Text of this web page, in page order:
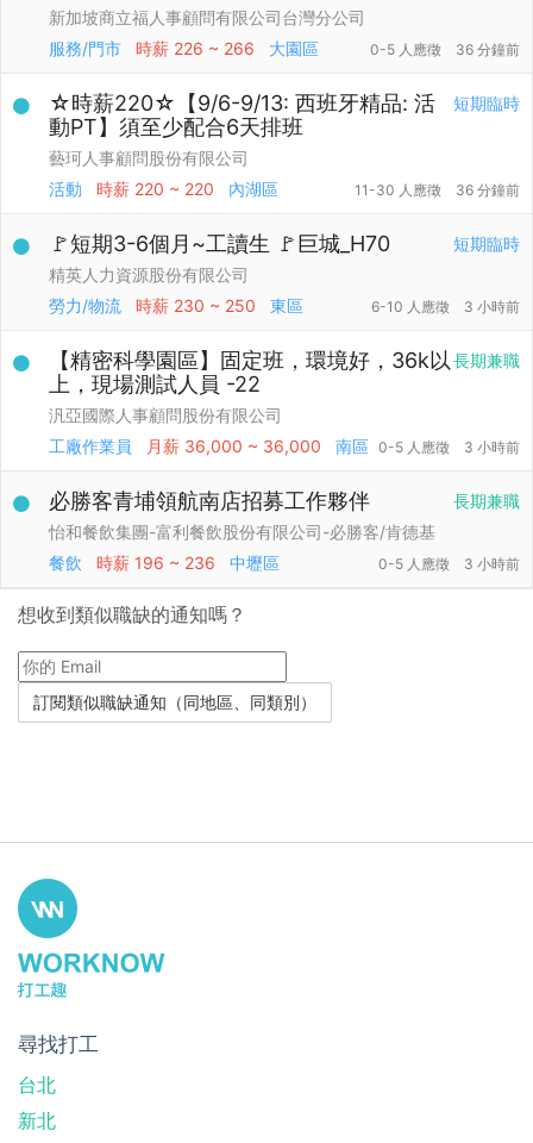
新加坡商立福人事顧問有限公司台灣分公司
服務/門市
時薪 226 ~ 266 大園區 0-5 人應徵 36 分鐘前
短期臨時
☆時薪220☆【9/6-9/13: 西班牙精品: 活
動PT】須至少配合6天排班
藝珂人事顧問股份有限公司
活動
時薪 220 ~ 220 內湖區 11-30 人應徵 36 分鐘前
短期臨時
🚩短期3-6個月~工讀生 🚩巨城_H70
精英人力資源股份有限公司
勞力/物流
時薪 230 ~ 250 東區 6-10 人應徵 3 小時前
長期兼職
【精密科學園區】固定班，環境好，36k以
上，現場測試人員 -22
汎亞國際人事顧問股份有限公司
工廠作業員
月薪 36,000 ~ 36,000 南區 0-5 人應徵 3 小時前
長期兼職
必勝客青埔領航南店招募工作夥伴
怡和餐飲集團-富利餐飲股份有限公司-必勝客/肯德基
餐飲
時薪 196 ~ 236 中壢區 0-5 人應徵 3 小時前
想收到類似職缺的通知嗎？
尋找打工
台北
新北